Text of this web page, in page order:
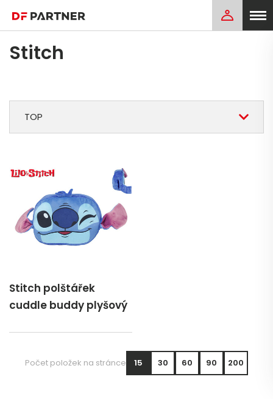
Stitch
TOP
Stitch polštářek
cuddle buddy plyšový
Počet položek na stránce 15 30 60 90 200